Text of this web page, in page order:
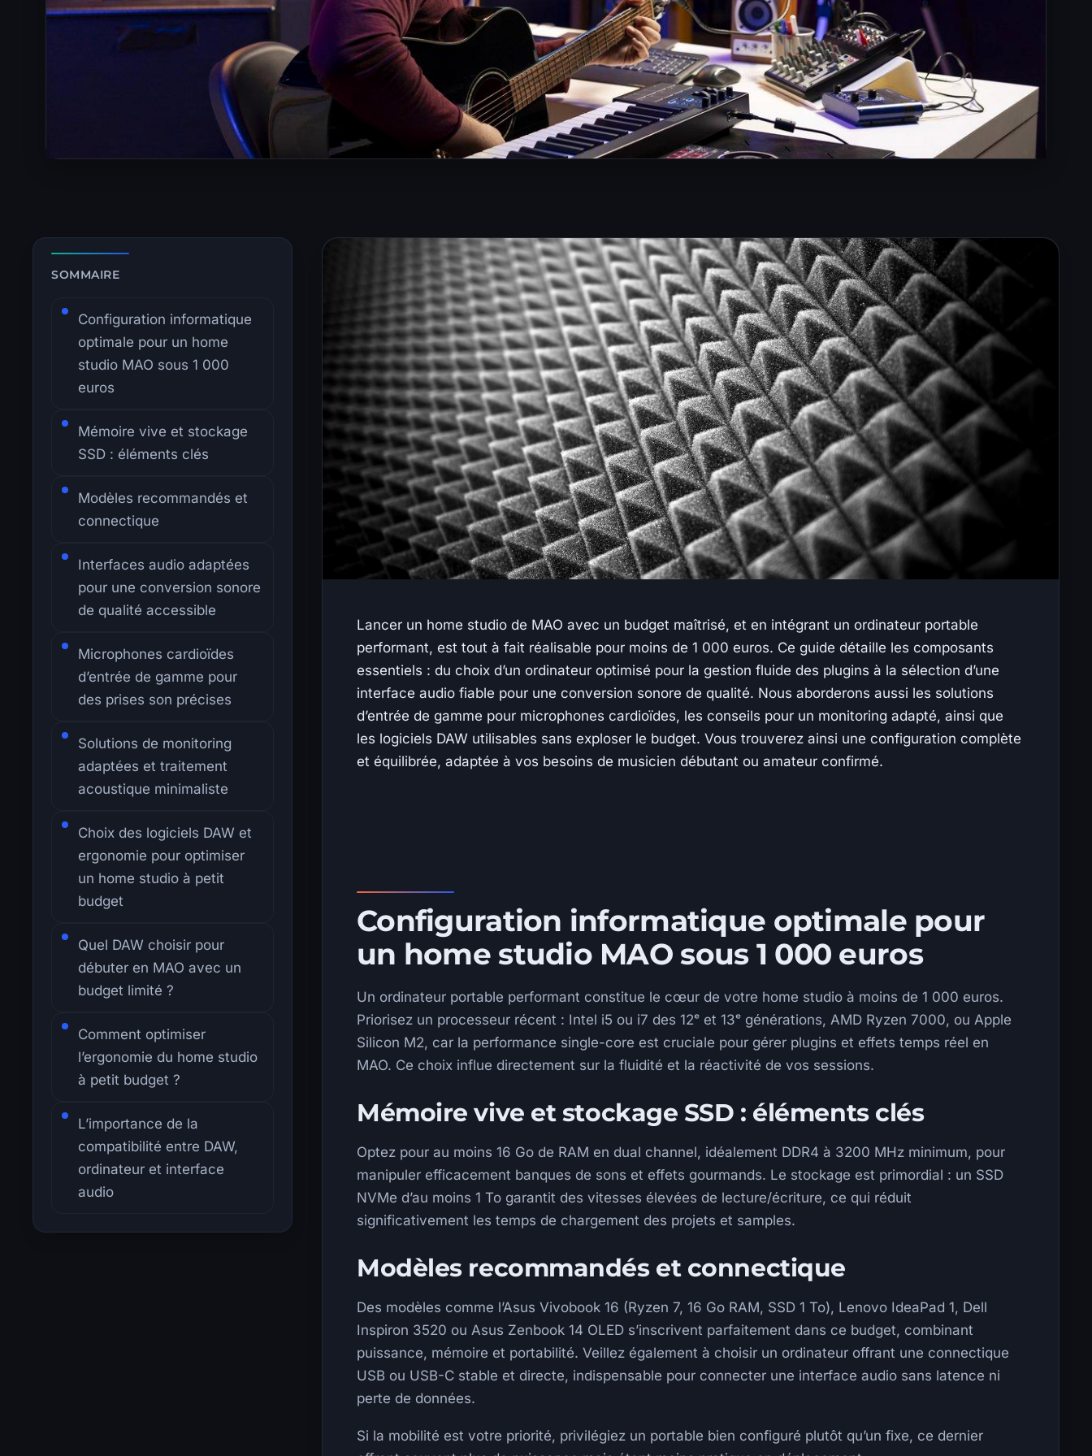
Zone de lecture principale avec sommaire latéral.
SOMMAIRE
Configuration informatique
optimale pour un home
studio MAO sous 1 000
euros
Mémoire vive et stockage
SSD : éléments clés
Modèles recommandés et
connectique
Interfaces audio adaptées
pour une conversion sonore
de qualité accessible
Microphones cardioïdes
d’entrée de gamme pour
des prises son précises
Solutions de monitoring
adaptées et traitement
acoustique minimaliste
Choix des logiciels DAW et
ergonomie pour optimiser
un home studio à petit
budget
Quel DAW choisir pour
débuter en MAO avec un
budget limité ?
Comment optimiser
l’ergonomie du home studio
à petit budget ?
L’importance de la
compatibilité entre DAW,
ordinateur et interface
audio
Lancer un home studio de MAO avec un budget maîtrisé, et en intégrant un ordinateur portable
performant, est tout à fait réalisable pour moins de 1 000 euros. Ce guide détaille les composants
essentiels : du choix d’un ordinateur optimisé pour la gestion fluide des plugins à la sélection d’une
interface audio fiable pour une conversion sonore de qualité. Nous aborderons aussi les solutions
d’entrée de gamme pour microphones cardioïdes, les conseils pour un monitoring adapté, ainsi que
les logiciels DAW utilisables sans exploser le budget. Vous trouverez ainsi une configuration complète
et équilibrée, adaptée à vos besoins de musicien débutant ou amateur confirmé.
Configuration informatique optimale pour
un home studio MAO sous 1 000 euros
Un ordinateur portable performant constitue le cœur de votre home studio à moins de 1 000 euros.
Priorisez un processeur récent : Intel i5 ou i7 des 12ᵉ et 13ᵉ générations, AMD Ryzen 7000, ou Apple
Silicon M2, car la performance single-core est cruciale pour gérer plugins et effets temps réel en
MAO. Ce choix influe directement sur la fluidité et la réactivité de vos sessions.
Mémoire vive et stockage SSD : éléments clés
Optez pour au moins 16 Go de RAM en dual channel, idéalement DDR4 à 3200 MHz minimum, pour
manipuler efficacement banques de sons et effets gourmands. Le stockage est primordial : un SSD
NVMe d’au moins 1 To garantit des vitesses élevées de lecture/écriture, ce qui réduit
significativement les temps de chargement des projets et samples.
Modèles recommandés et connectique
Des modèles comme l’Asus Vivobook 16 (Ryzen 7, 16 Go RAM, SSD 1 To), Lenovo IdeaPad 1, Dell
Inspiron 3520 ou Asus Zenbook 14 OLED s’inscrivent parfaitement dans ce budget, combinant
puissance, mémoire et portabilité. Veillez également à choisir un ordinateur offrant une connectique
USB ou USB-C stable et directe, indispensable pour connecter une interface audio sans latence ni
perte de données.
Si la mobilité est votre priorité, privilégiez un portable bien configuré plutôt qu’un fixe, ce dernier